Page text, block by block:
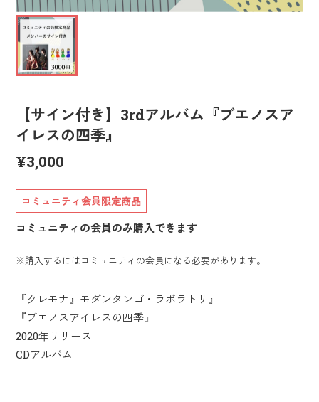
【サイン付き】3rdアルバム『ブエノスア
イレスの四季』
¥3,000
コミュニティ会員限定商品
コミュニティの会員のみ購入できます
※購入するにはコミュニティの会員になる必要があります。
『クレモナ』モダンタンゴ・ラボラトリ』
『ブエノスアイレスの四季』
2020年リリース
CDアルバム